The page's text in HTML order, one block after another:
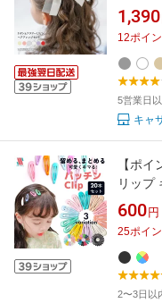
ジセッ
レディ
浴衣着
ル キャ
1,390
12ポイン
5営業日
キャ
【ポ
リップ
シンプ
ヘアア
パステ
600 円
25ポイン
2〜3日以